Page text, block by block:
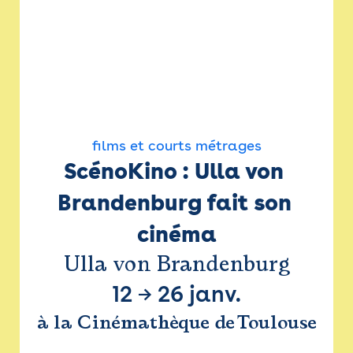
films et courts métrages
ScénoKino : Ulla von
Brandenburg fait son
cinéma
Ulla von Brandenburg
12 → 26 janv.
à la Cinémathèque de Toulouse